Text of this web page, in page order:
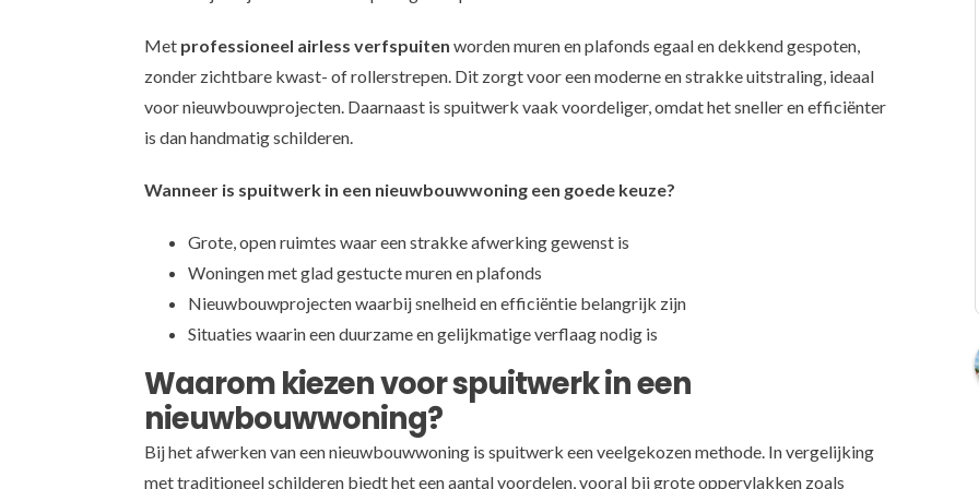
Met professioneel airless verfspuiten worden muren en plafonds egaal en dekkend gespoten,
zonder zichtbare kwast- of rollerstrepen. Dit zorgt voor een moderne en strakke uitstraling, ideaal
voor nieuwbouwprojecten. Daarnaast is spuitwerk vaak voordeliger, omdat het sneller en efficiënter
is dan handmatig schilderen.
Wanneer is spuitwerk in een nieuwbouwwoning een goede keuze?
Grote, open ruimtes waar een strakke afwerking gewenst is
Woningen met glad gestucte muren en plafonds
Nieuwbouwprojecten waarbij snelheid en efficiëntie belangrijk zijn
Situaties waarin een duurzame en gelijkmatige verflaag nodig is
Waarom kiezen voor spuitwerk in een
nieuwbouwwoning?
Bij het afwerken van een nieuwbouwwoning is spuitwerk een veelgekozen methode. In vergelijking
met traditioneel schilderen biedt het een aantal voordelen, vooral bij grote oppervlakken zoals